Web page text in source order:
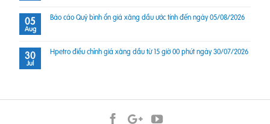
05
Aug
Báo cáo Quỹ bình ổn giá xăng dầu ước tính đến ngày 05/08/2026
30
Jul
Hpetro điều chỉnh giá xăng dầu từ 15 giờ 00 phút ngày 30/07/2026